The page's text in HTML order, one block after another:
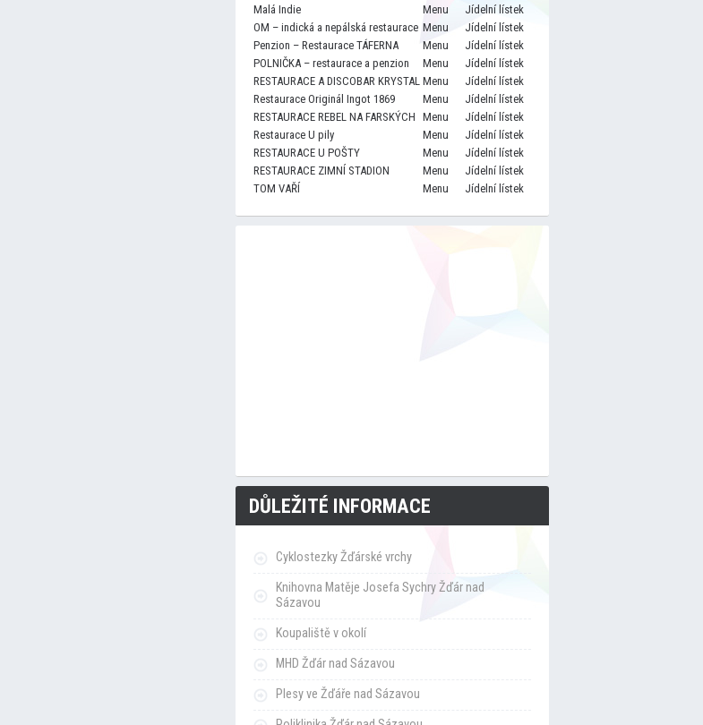
Malá Indie
Menu
Jídelní lístek
OM – indická a nepálská restaurace Menu
Jídelní lístek
Penzion – Restaurace TÁFERNA
Menu
Jídelní lístek
POLNIČKA – restaurace a penzion
Menu
Jídelní lístek
RESTAURACE A DISCOBAR KRYSTAL Menu
Jídelní lístek
Restaurace Originál Ingot 1869
Menu
Jídelní lístek
RESTAURACE REBEL NA FARSKÝCH Menu
Jídelní lístek
Restaurace U pily
Menu
Jídelní lístek
RESTAURACE U POŠTY
Menu
Jídelní lístek
RESTAURACE ZIMNÍ STADION
Menu
Jídelní lístek
TOM VAŘÍ
Menu Jídelní lístek
DŮLEŽITÉ INFORMACE
Cyklostezky Žďárské vrchy
Knihovna Matěje Josefa Sychry Žďár nad
Sázavou
Koupaliště v okolí
MHD Žďár nad Sázavou
Plesy ve Žďáře nad Sázavou